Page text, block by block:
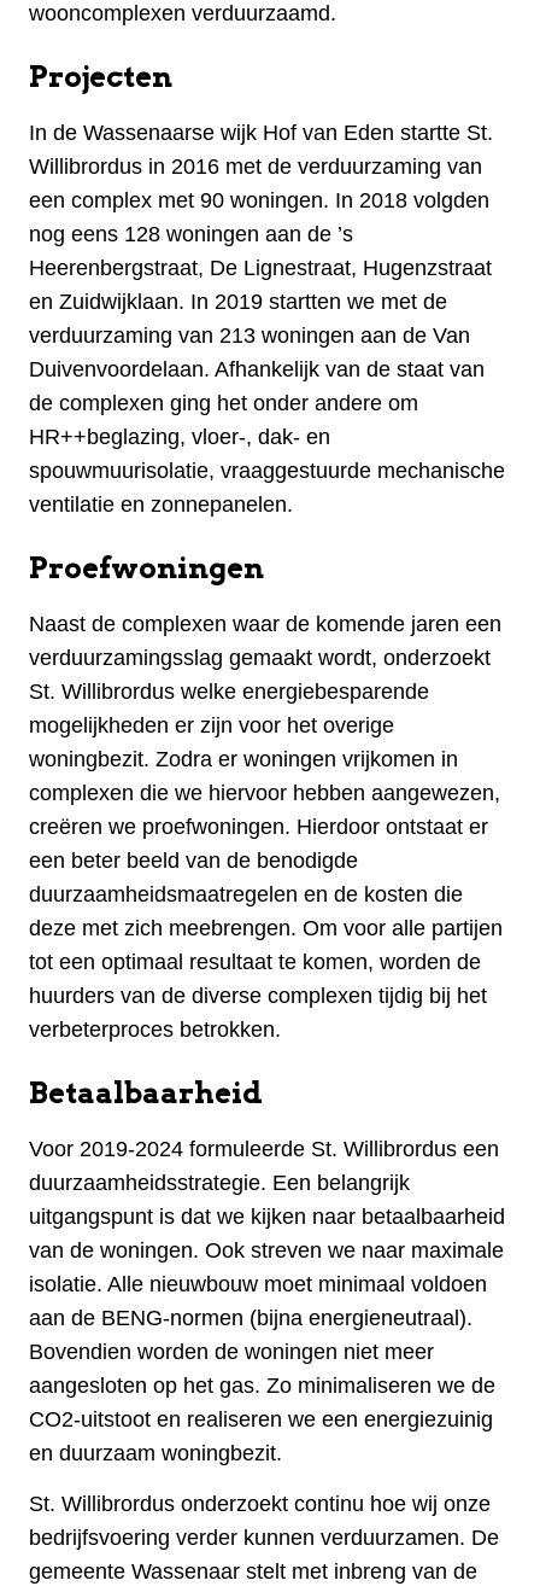
wooncomplexen verduurzaamd.
Projecten
In de Wassenaarse wijk Hof van Eden startte St.
Willibrordus in 2016 met de verduurzaming van
een complex met 90 woningen. In 2018 volgden
nog eens 128 woningen aan de ’s
Heerenbergstraat, De Lignestraat, Hugenzstraat
en Zuidwijklaan. In 2019 startten we met de
verduurzaming van 213 woningen aan de Van
Duivenvoordelaan. Afhankelijk van de staat van
de complexen ging het onder andere om
HR++beglazing, vloer-, dak- en
spouwmuurisolatie, vraaggestuurde mechanische
ventilatie en zonnepanelen.
Proefwoningen
Naast de complexen waar de komende jaren een
verduurzamingsslag gemaakt wordt, onderzoekt
St. Willibrordus welke energiebesparende
mogelijkheden er zijn voor het overige
woningbezit. Zodra er woningen vrijkomen in
complexen die we hiervoor hebben aangewezen,
creëren we proefwoningen. Hierdoor ontstaat er
een beter beeld van de benodigde
duurzaamheidsmaatregelen en de kosten die
deze met zich meebrengen. Om voor alle partijen
tot een optimaal resultaat te komen, worden de
huurders van de diverse complexen tijdig bij het
verbeterproces betrokken.
Betaalbaarheid
Voor 2019-2024 formuleerde St. Willibrordus een
duurzaamheidsstrategie. Een belangrijk
uitgangspunt is dat we kijken naar betaalbaarheid
van de woningen. Ook streven we naar maximale
isolatie. Alle nieuwbouw moet minimaal voldoen
aan de BENG-normen (bijna energieneutraal).
Bovendien worden de woningen niet meer
aangesloten op het gas. Zo minimaliseren we de
CO2-uitstoot en realiseren we een energiezuinig
en duurzaam woningbezit.
St. Willibrordus onderzoekt continu hoe wij onze
bedrijfsvoering verder kunnen verduurzamen. De
gemeente Wassenaar stelt met inbreng van de